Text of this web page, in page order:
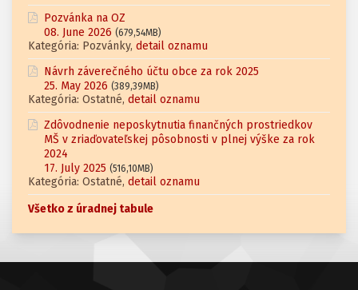
Pozvánka na OZ
08. June 2026 (679,54MB)
Kategória: Pozvánky, detail oznamu
Návrh záverečného účtu obce za rok 2025
25. May 2026 (389,39MB)
Kategória: Ostatné, detail oznamu
Zdôvodnenie neposkytnutia finančných prostriedkov
MŠ v zriaďovateľskej pôsobnosti v plnej výške za rok
2024
17. July 2025 (516,10MB)
Kategória: Ostatné, detail oznamu
Všetko z úradnej tabule